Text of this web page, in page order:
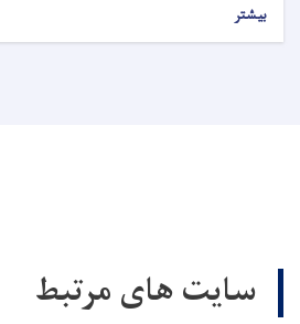
بیشتر
سایت های مرتبط